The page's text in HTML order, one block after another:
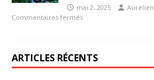
mai 2, 2025
Commentaires fermés
ARTICLES RÉCENTS